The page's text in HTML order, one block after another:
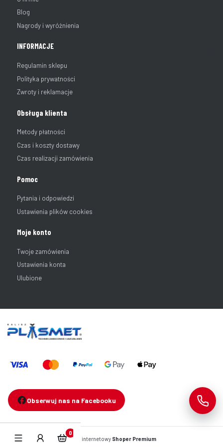
Blog
Nagrody i wyróżnienia
INFORMACJE
Regulamin sklepu
Polityka prywatności
Zwroty i reklamacje
Obsługa klienta
Metody płatności
Czas i koszty dostawy
Czas realizacji zamówienia
Pomoc
Pytania i odpowiedzi
Ustawienia plików cookies
Moje konto
Twoje zamówienia
Ustawienia konta
Ulubione
Obserwuj nas na Facebooku
Sklep internetowy Shoper Premium
Produkty w koszyku: 0. Zobacz szczegóły